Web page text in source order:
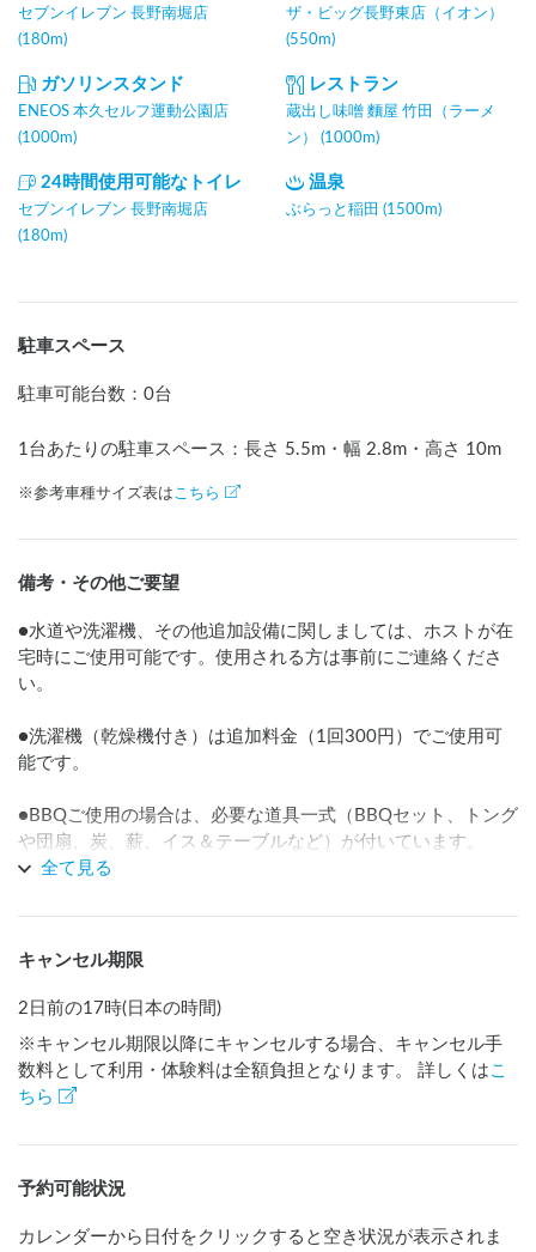
セブンイレブン 長野南堀店
(180m)
ザ・ビッグ長野東店（イオン）
(550m)
ガソリンスタンド
ENEOS 本久セルフ運動公園店
(1000m)
レストラン
蔵出し味噌 麵屋 竹田（ラーメ
ン） (1000m)
24時間使用可能なトイレ
セブンイレブン 長野南堀店
(180m)
温泉
ぶらっと稲田 (1500m)
駐車スペース
駐車可能台数 ： 0台
1台あたりの駐車スペース：長さ 5.5m ・幅 2.8m ・高さ 10m
※参考車種サイズ表は こちら
備考・その他ご要望
●水道や洗濯機、その他追加設備に関しましては、ホストが在
宅時にご使用可能です。使用される方は事前にご連絡くださ
い。
●洗濯機（乾燥機付き）は追加料金（1回300円）でご使用可
能です。
●BBQご使用の場合は、必要な道具一式（BBQセット、トング
や団扇、炭、薪、イス＆テーブルなど）が付いています。
炭、薪が追加で必要な場合は+500円でご用意します。
全て見る
キャンセル期限
2日前の17時(日本の時間)
※キャンセル期限以降にキャンセルする場合、キャンセル手
数料として利用・体験料は全額負担となります。 詳しくは こ
ちら
予約可能状況
カレンダーから日付をクリックすると空き状況が表示されま